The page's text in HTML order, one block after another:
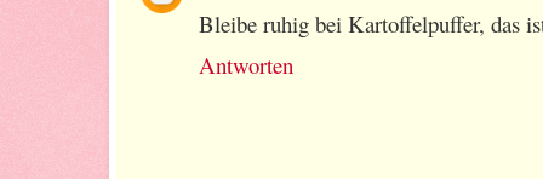
Bleibe ruhig bei Kartoffelpuffer, das
Antworten